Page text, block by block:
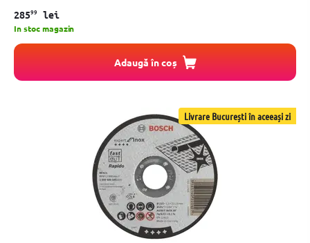
28599 lei
In stoc magazin
Adaugă în coș
Livrare București în aceeași zi